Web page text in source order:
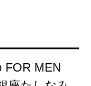
FOR MEN